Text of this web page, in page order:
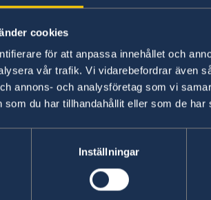
cookies
för att anpassa innehållet och
vår trafik. Vi vidarebefordrar även
annons- och analysföretag som vi
som du har tillhandahållit eller som de
Inställningar
för
Medborgarskap brukar i
mellan en individ och
som är svensk
har ovillkorlig rätt att
Medborgarskap är ett
en individ
en ansökan. Dubbelt